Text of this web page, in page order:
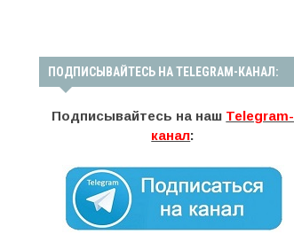
ПОДПИСЫВАЙТЕСЬ НА TELEGRAM-КАНАЛ:
Подписывайтесь на наш Telegram-
канал: